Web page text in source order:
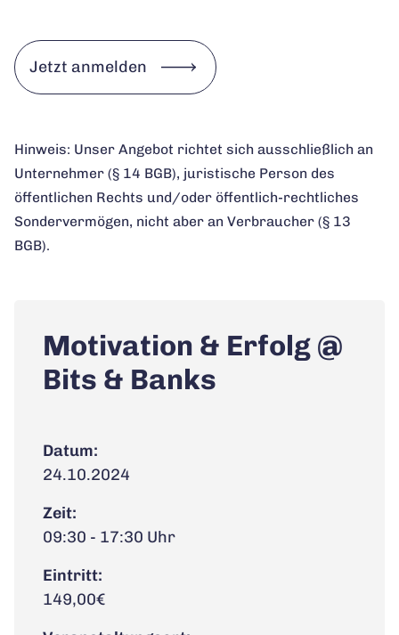
Jetzt anmelden
Hinweis: Unser Angebot richtet sich ausschließlich an
Unternehmer (§ 14 BGB), juristische Person des
öffentlichen Rechts und/oder öffentlich-rechtliches
Sondervermögen, nicht aber an Verbraucher (§ 13
BGB).
Motivation & Erfolg @
Bits & Banks
Datum:
24.10.2024
Zeit:
09:30 - 17:30 Uhr
Eintritt:
149,00€